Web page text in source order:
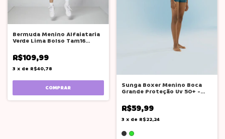
Bermuda Menino Alfaiataria
Verde Lima Bolso Tam16
R$109,99
3 x de R$40,78
COMPRAR Sunga Boxer Menino Boca
Grande Proteção Uv 50+ -
R$59,99
3 x de R$22,24